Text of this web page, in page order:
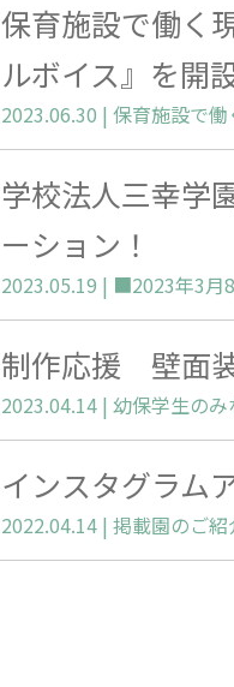
保育施設で働く
ルボイス』を開
学校法人三幸学
ーション！
制作応援 壁面
インスタグラム